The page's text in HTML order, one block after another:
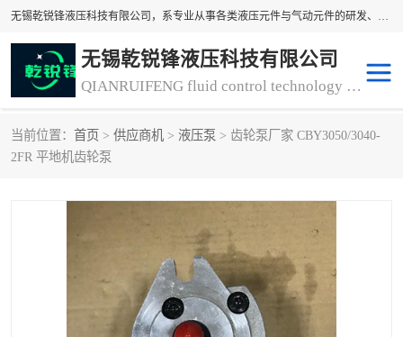
无锡乾锐锋液压科技有限公司，系专业从事各类液压元件与气动元件的研发、生产和销售业务为一体的生产型齿轮泵厂家、液压齿轮泵厂家。主要生产销售风冷式冷却器、液压油风冷却器，冷却器厂家直销、齿轮泵型号、齿轮泵厂家排名详情可来电咨询！
无锡乾锐锋液压科技有限公司
QIANRUIFENG fluid control technology co. LTD
当前位置： 首页 > 供应商机 > 液压泵 > 齿轮泵厂家 CBY3050/3040-
2FR 平地机齿轮泵
液压泵
冷却器厂家直销 过滤器
气动元器件